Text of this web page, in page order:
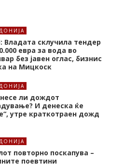
Владата склучила тендер
евра за вода во
без јавен оглас, бизнис
на Мицкоск
ли дождот
И денеска ќе
утре краткотраен дожд
повторно поскапува –
поевтини